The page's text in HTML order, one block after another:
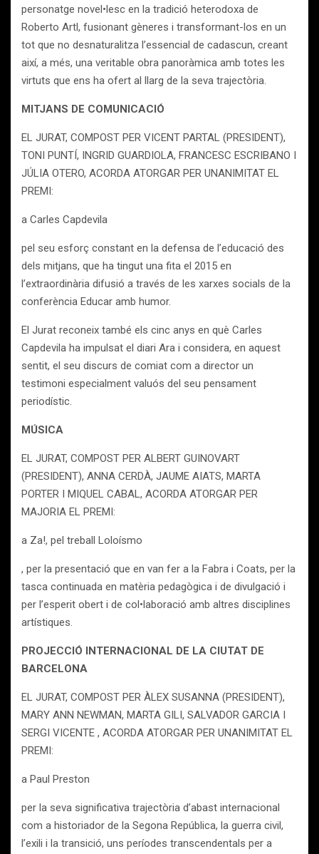
personatge novel•lesc en la tradició heterodoxa de
Roberto Artl, fusionant gèneres i transformant-los en un
tot que no desnaturalitza l’essencial de cadascun, creant
així, a més, una veritable obra panoràmica amb totes les
virtuts que ens ha ofert al llarg de la seva trajectòria.
MITJANS DE COMUNICACIÓ
EL JURAT, COMPOST PER VICENT PARTAL (PRESIDENT),
TONI PUNTÍ, INGRID GUARDIOLA, FRANCESC ESCRIBANO I
JÚLIA OTERO, ACORDA ATORGAR PER UNANIMITAT EL
PREMI:
a Carles Capdevila
pel seu esforç constant en la defensa de l’educació des
dels mitjans, que ha tingut una fita el 2015 en
l’extraordinària difusió a través de les xarxes socials de la
conferència Educar amb humor.
El Jurat reconeix també els cinc anys en què Carles
Capdevila ha impulsat el diari Ara i considera, en aquest
sentit, el seu discurs de comiat com a director un
testimoni especialment valuós del seu pensament
periodístic.
MÚSICA
EL JURAT, COMPOST PER ALBERT GUINOVART
(PRESIDENT), ANNA CERDÀ, JAUME AIATS, MARTA
PORTER I MIQUEL CABAL, ACORDA ATORGAR PER
MAJORIA EL PREMI:
a Za!, pel treball Loloísmo
, per la presentació que en van fer a la Fabra i Coats, per la
tasca continuada en matèria pedagògica i de divulgació i
per l’esperit obert i de col•laboració amb altres disciplines
artístiques.
PROJECCIÓ INTERNACIONAL DE LA CIUTAT DE
BARCELONA
EL JURAT, COMPOST PER ÀLEX SUSANNA (PRESIDENT),
MARY ANN NEWMAN, MARTA GILI, SALVADOR GARCIA I
SERGI VICENTE , ACORDA ATORGAR PER UNANIMITAT EL
PREMI:
a Paul Preston
per la seva significativa trajectòria d’abast internacional
com a historiador de la Segona República, la guerra civil,
l’exili i la transició, uns períodes transcendentals per a